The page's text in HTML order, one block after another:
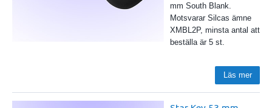
mm South Blank.
Motsvarar Silcas ämne
XMBL2P, minsta antal att
beställa är 5 st.
Läs mer